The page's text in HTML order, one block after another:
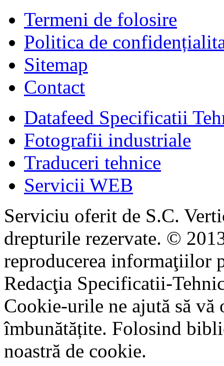
Termeni de folosire
Politica de
Sitemap
Contact
Datafeed Specificatii
Fotografii industriale
Traduceri tehnice
Servicii WEB
Serviciu oferit de S.C.
drepturile rezervate. ©
reproducerea informaţiilor
Redacţia Specificatii-
Cookie-urile ne ajută să
îmbunătățite. Folosind
noastră de cookie.